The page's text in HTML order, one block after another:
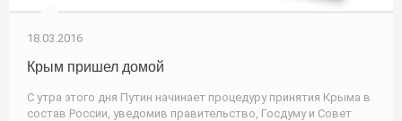
18.03.2016
Крым пришел домой
С утра этого дня Путин начинает процедуру принятия Крыма в
состав России, уведомив правительство, Госдуму и Совет